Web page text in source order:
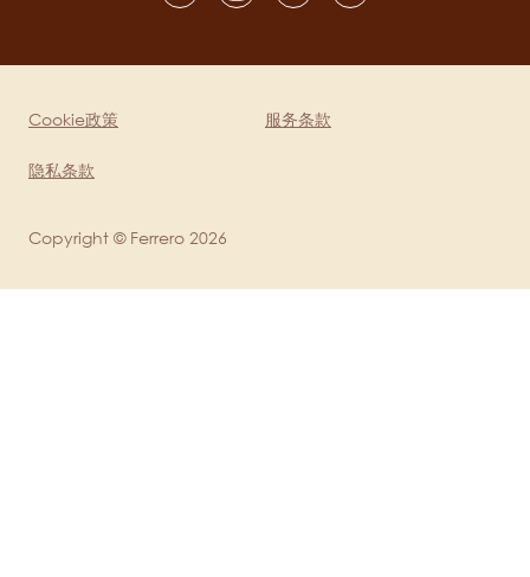
mobile
Legal
Cookie政策
隐私条款
服务条款
Copyright © Ferrero 2026